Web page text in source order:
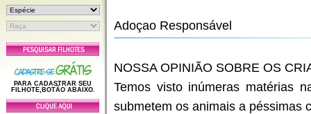
PARA CADASTRAR SEU
FILHOTE,BOTÃO ABAIXO.
Adoçao Responsável
NOSSA OPINIÃO SOBRE OS
Temos visto inúmeras matérias
submetem os animais a péssimas